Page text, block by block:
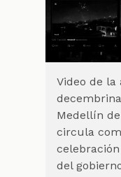
Video de la
Medellín
circula
del